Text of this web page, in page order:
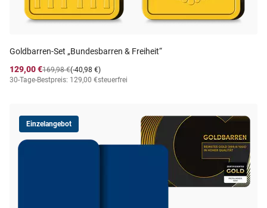
Goldbarren-Set „Bundesbarren & Freiheit“
129,00 €
(-40,98 €)
169,98 €
30-Tage-Bestpreis: 129,00 €steuerfrei
Einzelangebot